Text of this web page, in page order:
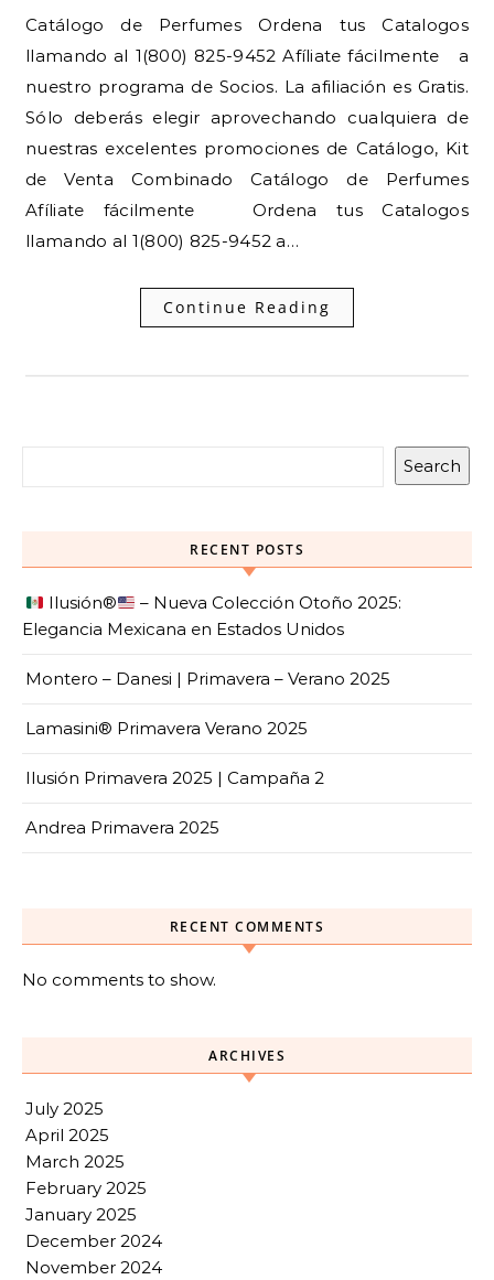
Catálogo de Perfumes Ordena tus Catalogos
llamando al 1(800) 825-9452 Afíliate fácilmente a
nuestro programa de Socios. La afiliación es Gratis.
Sólo deberás elegir aprovechando cualquiera de
nuestras excelentes promociones de Catálogo, Kit
de Venta Combinado Catálogo de Perfumes
Afíliate fácilmente Ordena tus Catalogos
llamando al 1(800) 825-9452 a…
Continue Reading
Search
RECENT POSTS
Ilusión®️
– Nueva Colección Otoño 2025:
Elegancia Mexicana en Estados Unidos
Montero – Danesi | Primavera – Verano 2025
Lamasini® Primavera Verano 2025
Ilusión Primavera 2025 | Campaña 2
Andrea Primavera 2025
RECENT COMMENTS
No comments to show.
ARCHIVES
July 2025
April 2025
March 2025
February 2025
January 2025
December 2024
November 2024